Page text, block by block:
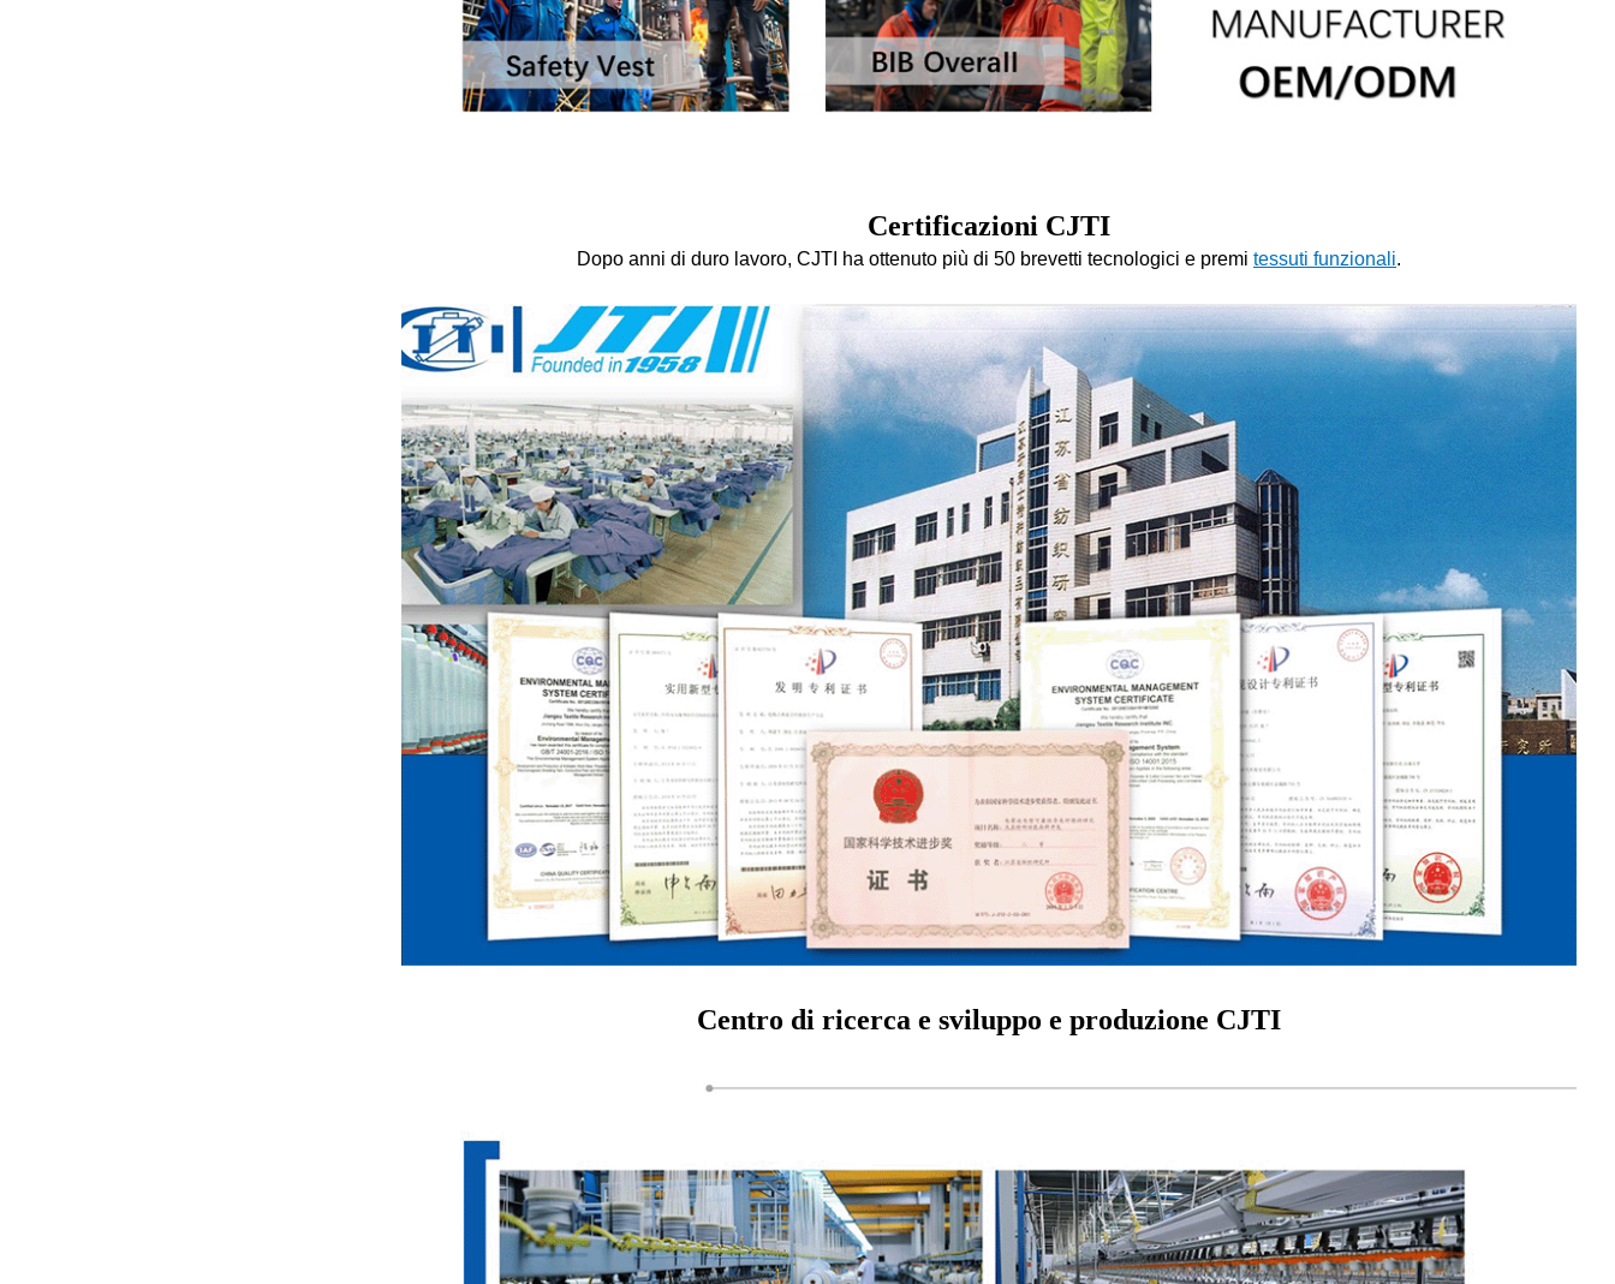
Certificazioni CJTI
Dopo anni di duro lavoro, CJTI ha ottenuto più di 50 brevetti tecnologici e premi tessuti funzionali.
Centro di ricerca e sviluppo e produzione CJTI